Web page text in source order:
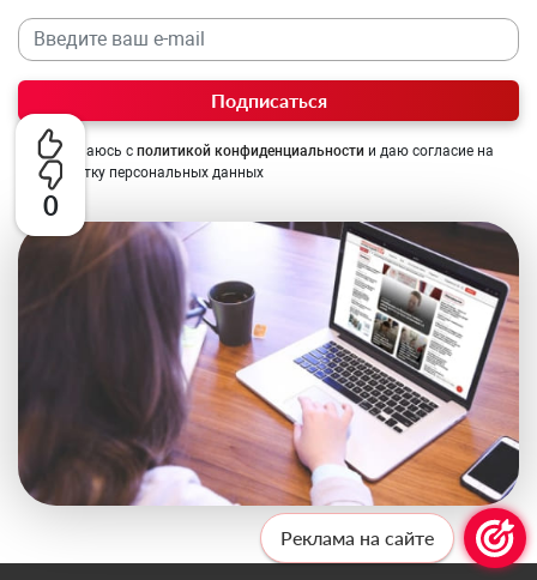
0
Подписаться
Соглашаюсь с политикой конфиденциальности и даю согласие на
обработку персональных данных
Реклама на сайте